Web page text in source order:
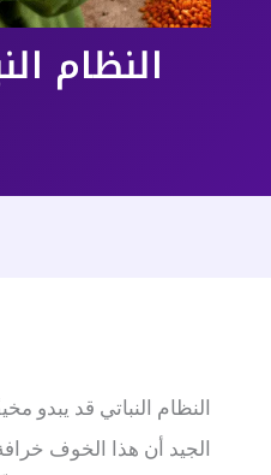
النظام النباتي: 7 خطوات
النظام النباتي قد يبدو
الجيد أن هذا الخوف